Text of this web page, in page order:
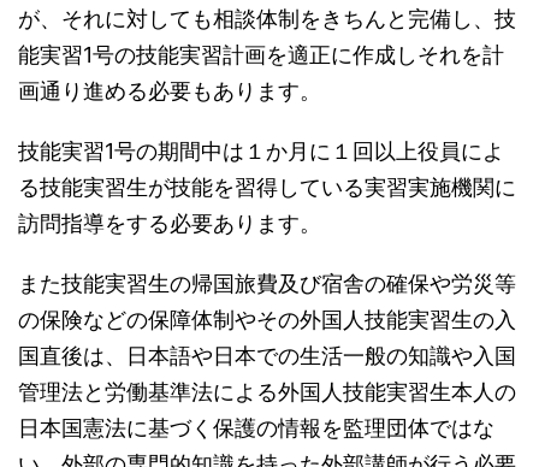
が、それに対しても相談体制をきちんと完備し、技
能実習1号の技能実習計画を適正に作成しそれを計
画通り進める必要もあります。
技能実習1号の期間中は１か月に１回以上役員によ
る技能実習生が技能を習得している実習実施機関に
訪問指導をする必要あります。
また技能実習生の帰国旅費及び宿舎の確保や労災等
の保険などの保障体制やその外国人技能実習生の入
国直後は、日本語や日本での生活一般の知識や入国
管理法と労働基準法による外国人技能実習生本人の
日本国憲法に基づく保護の情報を監理団体ではな